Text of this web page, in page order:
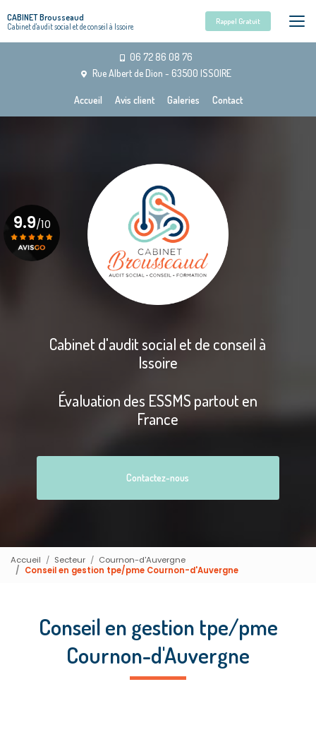
au
contenu
principal
06 72 86 08 76
Rue Albert de Dion - 63500 ISSOIRE
Accueil
Avis client Galeries Contact
CABINET Brousseaud
Cabinet d'audit social et de conseil à Issoire Rappel Gratuit
Cabinet d'audit social et de conseil à
Issoire
Évaluation des ESSMS partout en
France
Contactez-nous
9.9/10
Accueil Secteur
Cournon-d'Auvergne
Conseil en gestion tpe/pme Cournon-d'Auvergne
Conseil en gestion tpe/pme
Cournon-d'Auvergne